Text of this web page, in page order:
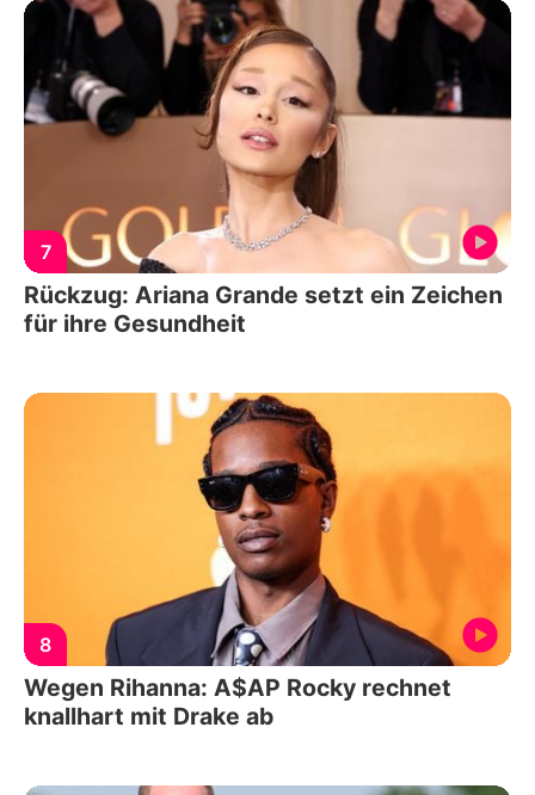
7
Rückzug: Ariana Grande setzt ein Zeichen
für ihre Gesundheit
8
Wegen Rihanna: A$AP Rocky rechnet
knallhart mit Drake ab